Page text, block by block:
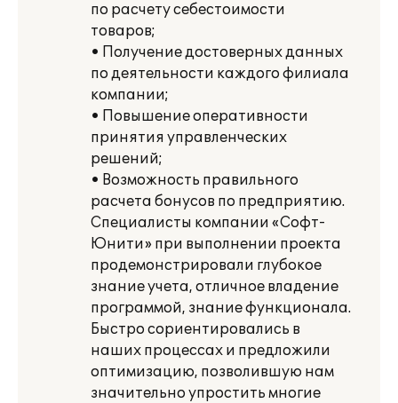
по расчету себестоимости
товаров;
• Получение достоверных данных
по деятельности каждого филиала
компании;
• Повышение оперативности
принятия управленческих
решений;
• Возможность правильного
расчета бонусов по предприятию.
Специалисты компании «Софт-
Юнити» при выполнении проекта
продемонстрировали глубокое
знание учета, отличное владение
программой, знание функционала.
Быстро сориентировались в
наших процессах и предложили
оптимизацию, позволившую нам
значительно упростить многие